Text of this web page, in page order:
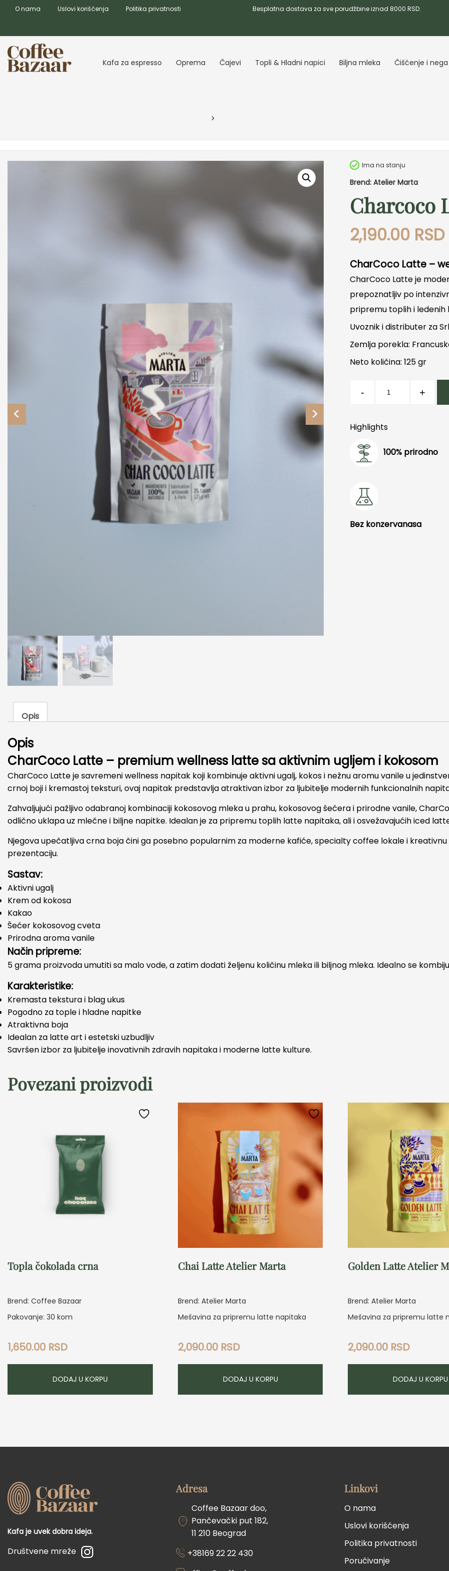
O nama Uslovi korišćenja Politika privatnosti Besplatna dostava za sve porudžbine iznad 8000 RSD.
Kafa za espresso Oprema Čajevi Topli & Hladni napici Biljna mleka Čišćenje i
Ima na stanju
Brend: Atelier Marta
Charcoco
2,190.00 RSD
CharCoco Latte –
CharCoco Latte je
prepoznatljiv po
pripremu toplih i
Uvoznik i distributer za
Zemlja porekla:
Neto količina: 125 gr
-
Marta
količina
+
Highlights
100% prirodno
Bez konzervanasa
Opis
Opis
CharCoco Latte – premium wellness latte sa aktivnim ugljem i kokosom
CharCoco Latte je savremeni wellness napitak koji kombinuje aktivni ugalj, kokos i nežnu aromu vanile u
crnoj boji i kremastoj teksturi, ovaj napitak predstavlja atraktivan izbor za ljubitelje modernih funkcionalnih
Zahvaljujući pažljivo odabranoj kombinaciji kokosovog mleka u prahu, kokosovog šećera i prirodne vanile,
odlično uklapa uz mlečne i biljne napitke. Idealan je za pripremu toplih latte napitaka, ali i osvežavajućih iced
Njegova upečatljiva crna boja čini ga posebno popularnim za moderne kafiće, specialty coffee lokale i
prezentaciju.
Sastav:
Aktivni ugalj
Krem od kokosa
Kakao
Šećer kokosovog cveta
Prirodna aroma vanile
Način pripreme:
5 grama proizvoda umutiti sa malo vode, a zatim dodati željenu količinu mleka ili biljnog mleka. Idealno se
Karakteristike:
Kremasta tekstura i blag ukus
Pogodno za tople i hladne napitke
Atraktivna boja
Idealan za latte art i estetski uzbudljiv
Savršen izbor za ljubitelje inovativnih zdravih napitaka i moderne latte kulture.
Povezani proizvodi
Topla čokolada crna
Brend: Coffee Bazaar
Pakovanje: 30 kom
1,650.00 RSD
DODAJ U KORPU
Chai Latte Atelier Marta
Brend: Atelier Marta
Mešavina za pripremu latte napitaka
2,090.00 RSD
DODAJ U KORPU
Golden Latte Atelier
Brend: Atelier Marta
Mešavina za pripremu latte
2,090.00 RSD
DODAJ U KORPU
Kafa je uvek dobra ideja.
Društvene mreže
Adresa
Coffee Bazaar doo,
Pančevački put 182,
11 210 Beograd
+38169 22 22 430
Linkovi
O nama
Uslovi korišćenja
Politika privatnosti
Poručivanje